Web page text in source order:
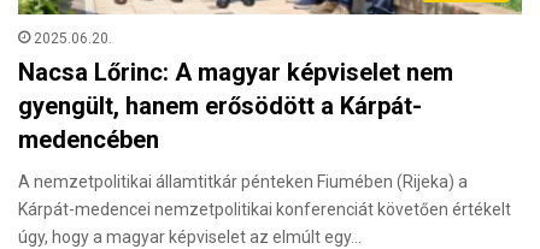
2025.06.20.
Nacsa Lőrinc: A magyar képviselet nem
gyengült, hanem erősödött a Kárpát-
medencében
A nemzetpolitikai államtitkár pénteken Fiumében (Rijeka) a
Kárpát-medencei nemzetpolitikai konferenciát követően értékelt
úgy, hogy a magyar képviselet az elmúlt egy…